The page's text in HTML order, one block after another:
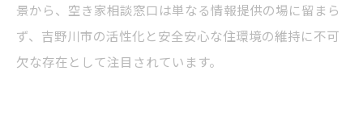
景から、空き家相談窓口は単なる情報提供の場に留まら
ず、吉野川市の活性化と安全安心な住環境の維持に不可
欠な存在として注目されています。